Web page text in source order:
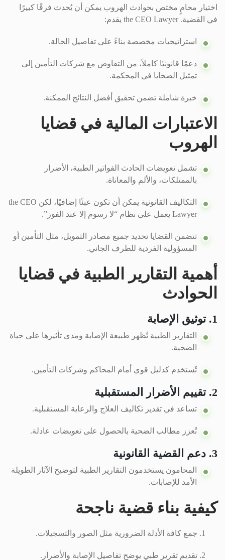
اختيار محامٍ مختص بحوادث الهروب يمكن أن يُحدث فرقًا كبيرًا
في القضية. the CEO Lawyer يقدم:
استراتيجيات مخصصة بناءً على تفاصيل الحالة.
دعمًا قانونيًا كاملاً، من التفاوض مع شركات التأمين إلى
تمثيل الضحايا في المحكمة.
خبرة شاملة تضمن تحقيق أفضل النتائج الممكنة.
الاعتبارات المالية في قضايا
الهروب
تشمل تعويضات الحادث الفواتير الطبية، الأضرار
بالممتلكات، والألم والمعاناة.
التكاليف القانونية يمكن أن تكون عبئًا إضافيًا، لكن the CEO
Lawyer يعمل على نظام “لا رسوم إلا عند الفوز”.
تتضمن القضايا تحديد جميع مصادر التمويل، مثل التأمين أو
المسؤولية الفردية للطرف الجاني.
أهمية التقارير الطبية في قضايا
الحوادث
1. توثيق الإصابة
التقارير الطبية تُظهر طبيعة الإصابة ومدى تأثيرها على حياة
الضحية.
تُستخدم كدليل قوي أمام المحاكم وشركات التأمين.
2. تقييم الأضرار المستقبلية
تساعد في تقدير تكاليف العلاج والرعاية المستقبلية.
تُعزز مطالب الضحية بالحصول على تعويضات عادلة.
3. دعم القضية القانونية
المحامون يستخدمون التقارير الطبية لتوضيح الآثار الطويلة
الأمد للإصابات.
كيفية بناء قضية ناجحة
جمع كافة الأدلة الضرورية مثل الصور والتسجيلات.
تقديم تقرير طبي يوضح تفاصيل الإصابة والأضرار.